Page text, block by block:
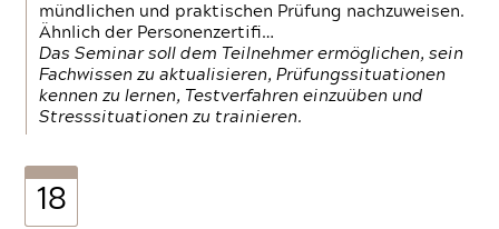
mündlichen und praktischen Prüfung nachzuweisen.
Ähnlich der Personenzertifi…
Das Seminar soll dem Teilnehmer ermöglichen, sein
Fachwissen zu aktualisieren, Prüfungssituationen
kennen zu lernen, Testverfahren einzuüben und
Stresssituationen zu trainieren.
18